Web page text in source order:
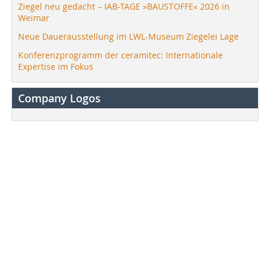
Ziegel neu gedacht – IAB-TAGE »BAUSTOFFE« 2026 in
Weimar
Neue Dauerausstellung im LWL-Museum Ziegelei Lage
Konferenzprogramm der ceramitec: Internationale
Expertise im Fokus
Company Logos